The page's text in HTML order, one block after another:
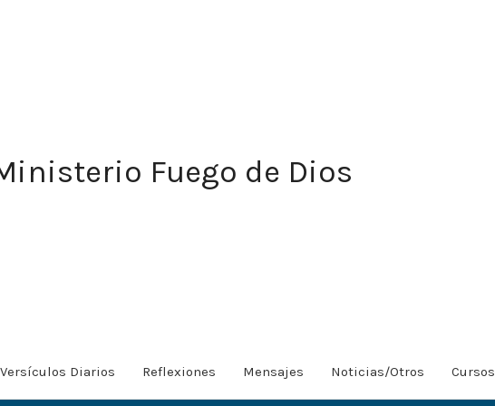
Fuego de Dios
Versículos Diarios Reflexiones Mensajes Noticias/Otros Cursos